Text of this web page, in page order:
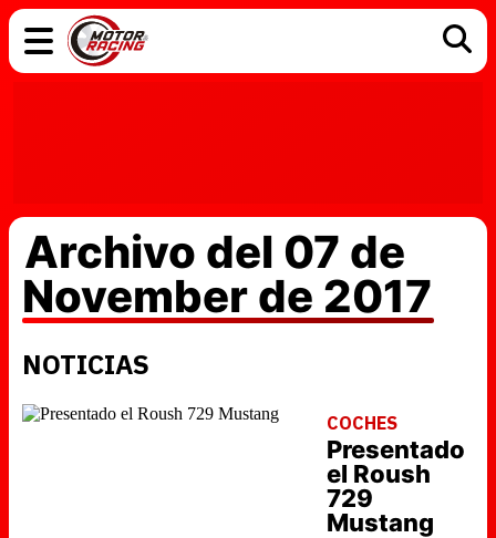
Archivo del 07 de
November de 2017
NOTICIAS
COCHES
Presentado
el Roush
729
Mustang